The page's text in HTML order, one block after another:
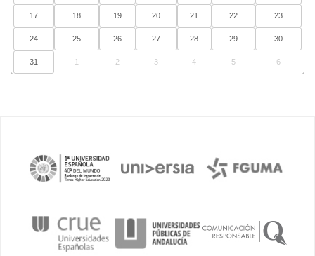
17 18 19 20 21 22 23
24 25 26 27 28 29 30
31 1 2 3 4 5 6